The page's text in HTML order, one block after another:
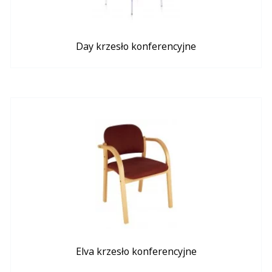
Day krzesło konferencyjne
Elva krzesło konferencyjne